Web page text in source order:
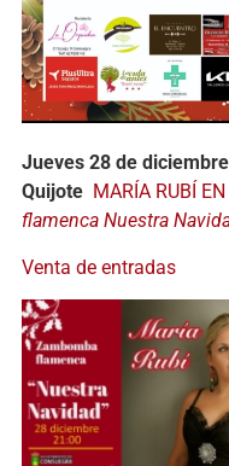
Jueves 28 de
Quijote MARÍA RUBÍ
flamenca Nuestra
Venta de entradas